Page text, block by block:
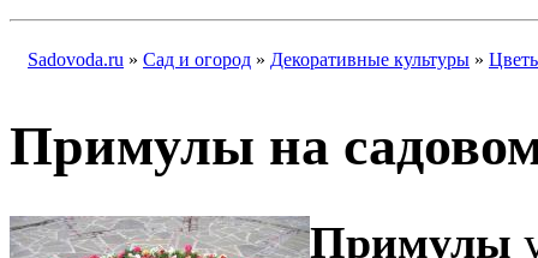
Sadovoda.ru » Сад и огород » Декоративные культуры »
Примулы на
Примулы